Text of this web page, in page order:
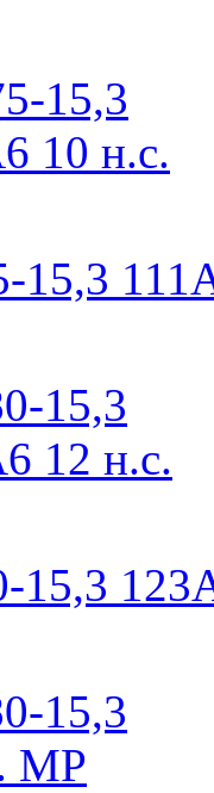
15,3
15,3